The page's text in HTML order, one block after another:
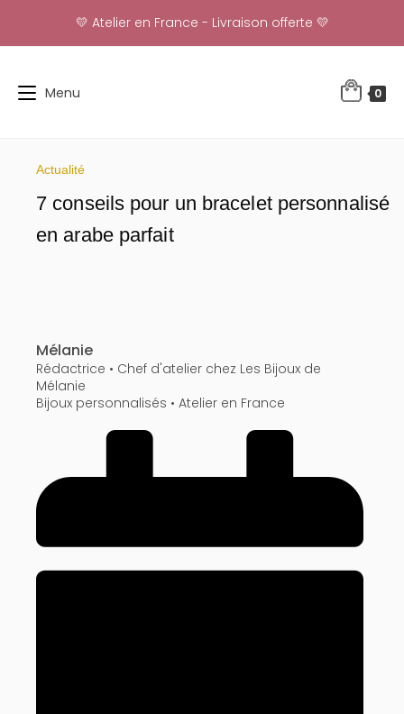
content
💛 Atelier en France - Livraison offerte 💛
Menu 0
Actualité
7 conseils pour un bracelet personnalisé
en arabe parfait
Mélanie
Rédactrice • Chef d'atelier chez Les Bijoux de
Mélanie
Bijoux personnalisés • Atelier en France